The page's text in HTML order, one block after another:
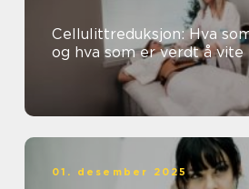
Cellulittreduksjon: Hva
og hva som er verdt å vite
01. desember 2025